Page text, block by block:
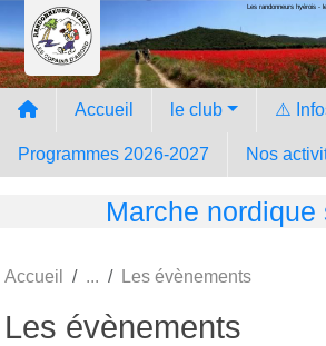
Les randonneurs hyèrois -
Accueil le club ⚠️
Programmes 2026-2027 Nos
Marche nordique
Accueil Les évènements
Les évènements
Panneau de gestion des cookies